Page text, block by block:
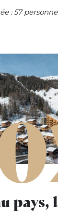
: 57
pays,